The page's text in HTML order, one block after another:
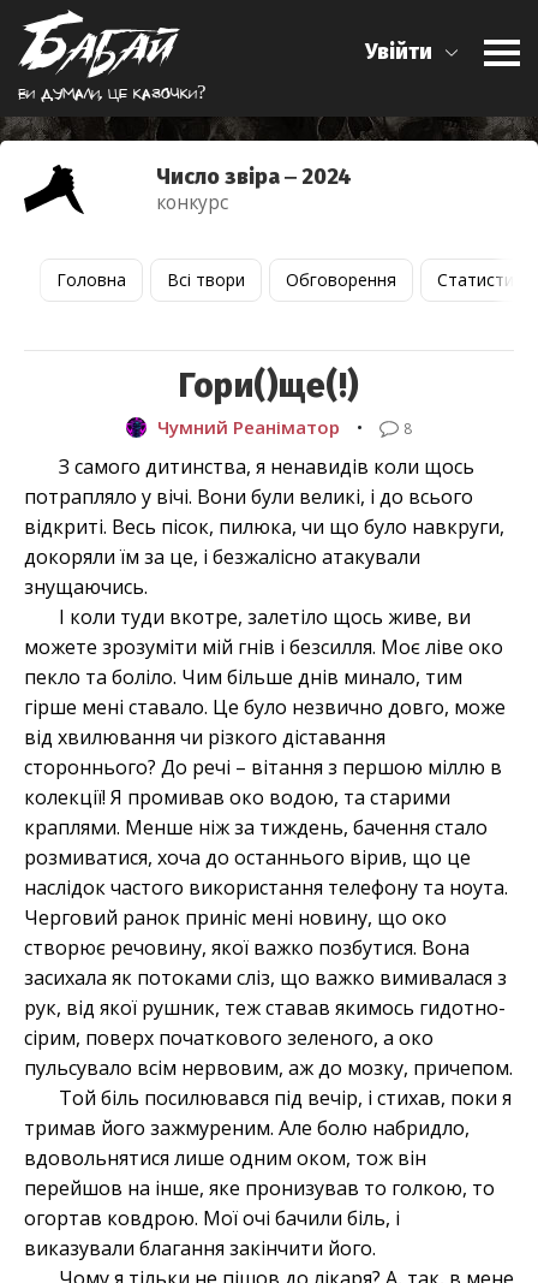
Ви думали, це казочки?
Увійти
Число звіра ‒ 2024
конкурс
Головна Всі твори Обговорення Статистика
Гори()ще(!)
Чумний Реаніматор • 8
З самого дитинства, я ненавидів коли щось
потрапляло у вічі. Вони були великі, і до всього
відкриті. Весь пісок, пилюка, чи що було навкруги,
докоряли їм за це, і безжалісно атакували
знущаючись.
І коли туди вкотре, залетіло щось живе, ви
можете зрозуміти мій гнів і безсилля. Моє ліве око
пекло та боліло. Чим більше днів минало, тим
гірше мені ставало. Це було незвично довго, може
від хвилювання чи різкого діставання
стороннього? До речі – вітання з першою міллю в
колекції! Я промивав око водою, та старими
краплями. Менше ніж за тиждень, бачення стало
розмиватися, хоча до останнього вірив, що це
наслідок частого використання телефону та ноута.
Черговий ранок приніс мені новину, що око
створює речовину, якої важко позбутися. Вона
засихала як потоками сліз, що важко вимивалася з
рук, від якої рушник, теж ставав якимось гидотно-
сірим, поверх початкового зеленого, а око
пульсувало всім нервовим, аж до мозку, причепом.
Той біль посилювався під вечір, і стихав, поки я
тримав його зажмуреним. Але болю набридло,
вдовольнятися лише одним оком, тож він
перейшов на інше, яке пронизував то голкою, то
огортав ковдрою. Мої очі бачили біль, і
виказували благання закінчити його.